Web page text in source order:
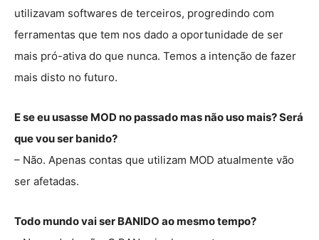
utilizavam softwares de terceiros, progredindo com
ferramentas que tem nos dado a oportunidade de ser
mais pró-ativa do que nunca. Temos a intenção de fazer
mais disto no futuro.
E se eu usasse MOD no passado mas não uso mais? Será
que vou ser banido?
– Não. Apenas contas que utilizam MOD atualmente vão
ser afetadas.
Todo mundo vai ser BANIDO ao mesmo tempo?